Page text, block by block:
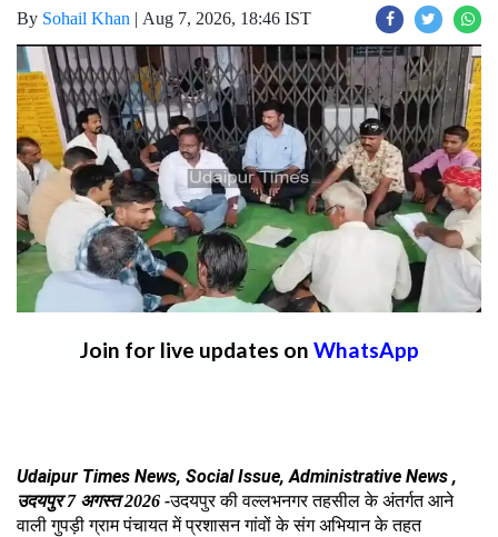
By Sohail Khan | Aug 7, 2026, 18:46 IST
Join for live updates on WhatsApp
Udaipur Times News, Social Issue, Administrative News ,
उदयपुर7 अगस्त2026 -उदयपुर की वल्लभनगर तहसील के अंतर्गत आने
वाली गुपड़ी ग्राम पंचायत में प्रशासन गांवों के संग अभियान के तहत